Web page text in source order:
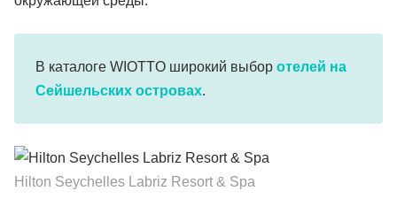
В каталоге WIOTTO широкий выбор отелей на
Сейшельских островах.
Hilton Seychelles Labriz Resort & Spa